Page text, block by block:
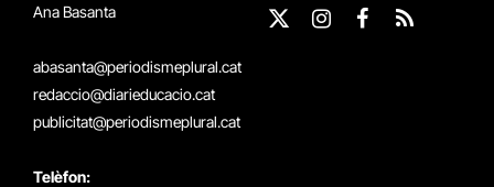
Ana Basanta
abasanta@periodismeplural.cat
redaccio@diarieducacio.cat
publicitat@periodismeplural.cat
Telèfon:
X
InstagramFacebook
RSS